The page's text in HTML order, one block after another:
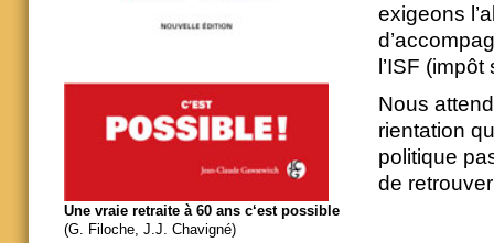
exigeons
l’ISF
Nous
rientation
politique
de
Une vraie retraite à 60 ans c‘est possible
(G. Filoche, J.J. Chavigné)